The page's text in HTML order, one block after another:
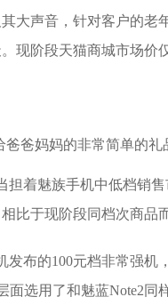
大声音，针对客户的老
现阶段天猫商城市场价仅
担着魅族手机中低档销
比于现阶段同档次商品
发布的100元档非常强机
面选用了和魅蓝Note2同